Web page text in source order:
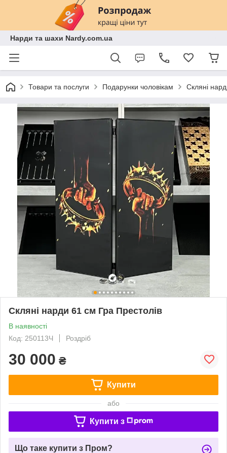
Нарди та шахи Nardy.com.ua
Товари та послуги Подарунки чоловікам Скляні
Скляні нарди 61 см Гра Престолів
В наявності
Код: 250113Ч
Роздріб
30 000 ₴
Купити
або
Купити з
Що таке купити з Пром?